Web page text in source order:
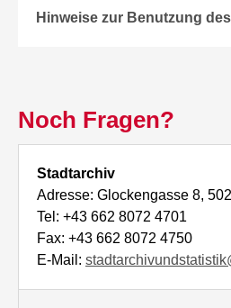
Hinweise zur Benutzung
Noch Fragen?
Stadtarchiv
Adresse: Glockengasse 8,
Tel: +43 662 8072 4701
Fax: +43 662 8072 4750
E-Mail: